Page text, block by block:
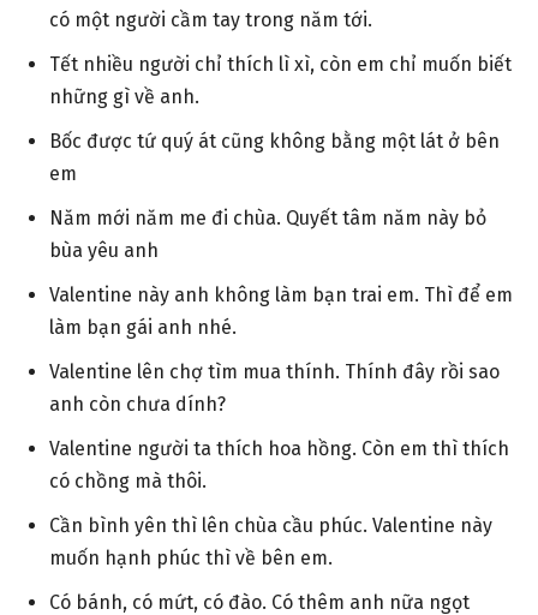
có một người cầm tay trong năm tới.
Tết nhiều người chỉ thích lì xì, còn em chỉ muốn biết
những gì về anh.
Bốc được tứ quý át cũng không bằng một lát ở bên
em
Năm mới năm me đi chùa. Quyết tâm năm này bỏ
bùa yêu anh
Valentine này anh không làm bạn trai em. Thì để em
làm bạn gái anh nhé.
Valentine lên chợ tìm mua thính. Thính đây rồi sao
anh còn chưa dính?
Valentine người ta thích hoa hồng. Còn em thì thích
có chồng mà thôi.
Cần bình yên thì lên chùa cầu phúc. Valentine này
muốn hạnh phúc thì về bên em.
Có bánh, có mứt, có đào. Có thêm anh nữa ngọt